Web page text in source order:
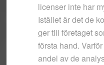
licenser inte har
Istället är det de
ger till företaget
första hand.
andel av de